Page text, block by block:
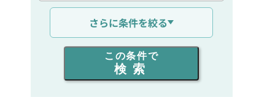
通信距離を選ぶ
出力を選ぶ
同時通話人数を選ぶ
さらに条件を絞る
この条件で
検索